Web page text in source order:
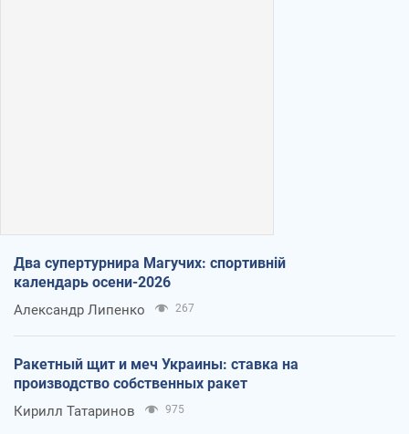
Два супертурнира Магучих: спортивній
календарь осени-2026
Александр Липенко 267
Ракетный щит и меч Украины: ставка на
производство собственных ракет
Кирилл Татаринов 975